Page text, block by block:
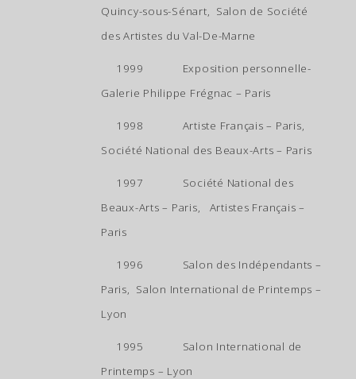
Quincy-sous-Sénart, Salon de Société
des Artistes du Val-De-Marne
1999 Exposition personnelle-
Galerie Philippe Frégnac – Paris
1998 Artiste Français – Paris,
Société National des Beaux-Arts – Paris
1997 Société National des
Beaux-Arts – Paris, Artistes Français –
Paris
1996 Salon des Indépendants –
Paris, Salon International de Printemps –
Lyon
1995 Salon International de
Printemps – Lyon